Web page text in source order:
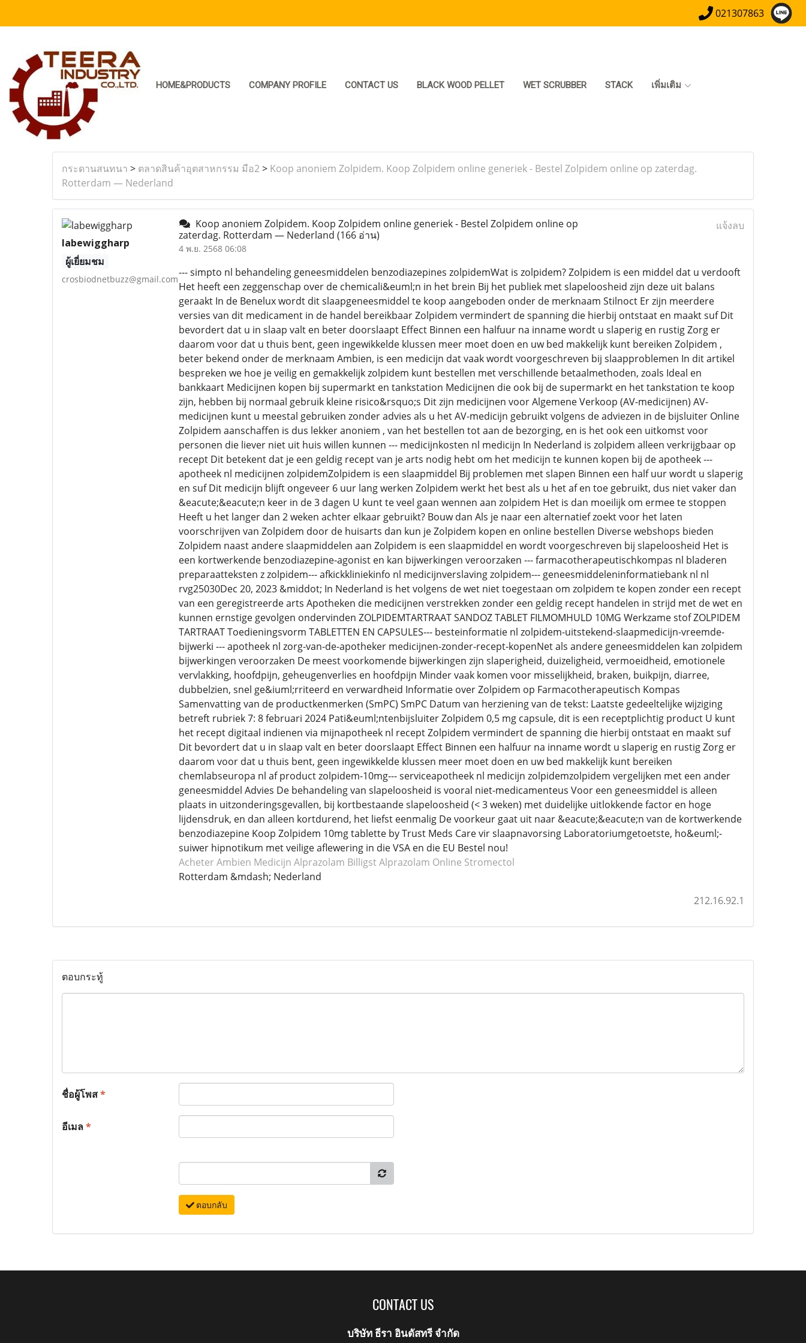
021307863
HOME&PRODUCTS COMPANY PROFILE CONTACT US BLACK WOOD PELLET WET SCRUBBER STACK เพิ่มเติม
กระดานสนทนา > ตลาดสินค้าอุตสาหกรรม มือ2> Koop anoniem Zolpidem. Koop Zolpidem online generiek - Bestel Zolpidem online op zaterdag.
Rotterdam — Nederland
labewiggharp
ผู้เยี่ยมชม
crosbiodnetbuzz@gmail.com
Koop anoniem Zolpidem. Koop Zolpidem online generiek - Bestel Zolpidem online op
zaterdag. Rotterdam — Nederland (166 อ่าน)
4 พ.ย. 2568 06:08
แจ้งลบ
--- simpto nl behandeling geneesmiddelen benzodiazepines zolpidemWat is zolpidem? Zolpidem is een middel dat u verdooft
Het heeft een zeggenschap over de chemicali&euml;n in het brein Bij het publiek met slapeloosheid zijn deze uit balans
geraakt In de Benelux wordt dit slaapgeneesmiddel te koop aangeboden onder de merknaam Stilnoct Er zijn meerdere
versies van dit medicament in de handel bereikbaar Zolpidem vermindert de spanning die hierbij ontstaat en maakt suf Dit
bevordert dat u in slaap valt en beter doorslaapt Effect Binnen een halfuur na inname wordt u slaperig en rustig Zorg er
daarom voor dat u thuis bent, geen ingewikkelde klussen meer moet doen en uw bed makkelijk kunt bereiken Zolpidem ,
beter bekend onder de merknaam Ambien, is een medicijn dat vaak wordt voorgeschreven bij slaapproblemen In dit artikel
bespreken we hoe je veilig en gemakkelijk zolpidem kunt bestellen met verschillende betaalmethoden, zoals Ideal en
bankkaart Medicijnen kopen bij supermarkt en tankstation Medicijnen die ook bij de supermarkt en het tankstation te koop
zijn, hebben bij normaal gebruik kleine risico&rsquo;s Dit zijn medicijnen voor Algemene Verkoop (AV-medicijnen) AV-
medicijnen kunt u meestal gebruiken zonder advies als u het AV-medicijn gebruikt volgens de adviezen in de bijsluiter Online
Zolpidem aanschaffen is dus lekker anoniem , van het bestellen tot aan de bezorging, en is het ook een uitkomst voor
personen die liever niet uit huis willen kunnen --- medicijnkosten nl medicijn In Nederland is zolpidem alleen verkrijgbaar op
recept Dit betekent dat je een geldig recept van je arts nodig hebt om het medicijn te kunnen kopen bij de apotheek ---
apotheek nl medicijnen zolpidemZolpidem is een slaapmiddel Bij problemen met slapen Binnen een half uur wordt u slaperig
en suf Dit medicijn blijft ongeveer 6 uur lang werken Zolpidem werkt het best als u het af en toe gebruikt, dus niet vaker dan
&eacute;&eacute;n keer in de 3 dagen U kunt te veel gaan wennen aan zolpidem Het is dan moeilijk om ermee te stoppen
Heeft u het langer dan 2 weken achter elkaar gebruikt? Bouw dan Als je naar een alternatief zoekt voor het laten
voorschrijven van Zolpidem door de huisarts dan kun je Zolpidem kopen en online bestellen Diverse webshops bieden
Zolpidem naast andere slaapmiddelen aan Zolpidem is een slaapmiddel en wordt voorgeschreven bij slapeloosheid Het is
een kortwerkende benzodiazepine-agonist en kan bijwerkingen veroorzaken --- farmacotherapeutischkompas nl bladeren
preparaatteksten z zolpidem--- afkickkliniekinfo nl medicijnverslaving zolpidem--- geneesmiddeleninformatiebank nl nl
rvg25030Dec 20, 2023 &middot; In Nederland is het volgens de wet niet toegestaan om zolpidem te kopen zonder een recept
van een geregistreerde arts Apotheken die medicijnen verstrekken zonder een geldig recept handelen in strijd met de wet en
kunnen ernstige gevolgen ondervinden ZOLPIDEMTARTRAAT SANDOZ TABLET FILMOMHULD 10MG Werkzame stof ZOLPIDEM
TARTRAAT Toedieningsvorm TABLETTEN EN CAPSULES--- besteinformatie nl zolpidem-uitstekend-slaapmedicijn-vreemde-
bijwerki --- apotheek nl zorg-van-de-apotheker medicijnen-zonder-recept-kopenNet als andere geneesmiddelen kan zolpidem
bijwerkingen veroorzaken De meest voorkomende bijwerkingen zijn slaperigheid, duizeligheid, vermoeidheid, emotionele
vervlakking, hoofdpijn, geheugenverlies en hoofdpijn Minder vaak komen voor misselijkheid, braken, buikpijn, diarree,
dubbelzien, snel ge&iuml;rriteerd en verwardheid Informatie over Zolpidem op Farmacotherapeutisch Kompas
Samenvatting van de productkenmerken (SmPC) SmPC Datum van herziening van de tekst: Laatste gedeeltelijke wijziging
betreft rubriek 7: 8 februari 2024 Pati&euml;ntenbijsluiter Zolpidem 0,5 mg capsule, dit is een receptplichtig product U kunt
het recept digitaal indienen via mijnapotheek nl recept Zolpidem vermindert de spanning die hierbij ontstaat en maakt suf
Dit bevordert dat u in slaap valt en beter doorslaapt Effect Binnen een halfuur na inname wordt u slaperig en rustig Zorg er
daarom voor dat u thuis bent, geen ingewikkelde klussen meer moet doen en uw bed makkelijk kunt bereiken
chemlabseuropa nl af product zolpidem-10mg--- serviceapotheek nl medicijn zolpidemzolpidem vergelijken met een ander
geneesmiddel Advies De behandeling van slapeloosheid is vooral niet-medicamenteus Voor een geneesmiddel is alleen
plaats in uitzonderingsgevallen, bij kortbestaande slapeloosheid (< 3 weken) met duidelijke uitlokkende factor en hoge
lijdensdruk, en dan alleen kortdurend, het liefst eenmalig De voorkeur gaat uit naar &eacute;&eacute;n van de kortwerkende
benzodiazepine Koop Zolpidem 10mg tablette by Trust Meds Care vir slaapnavorsing Laboratoriumgetoetste, ho&euml;-
suiwer hipnotikum met veilige aflewering in die VSA en die EU Bestel nou!
Acheter Ambien Medicijn Alprazolam Billigst Alprazolam Online Stromectol
Rotterdam &mdash; Nederland
212.16.92.1
ตอบกระทู้
ชื่อผู้โพส*
อีเมล*
ตอบกลับ
CONTACT US
บริษัท ธีรา อินดัสทรี จำกัด